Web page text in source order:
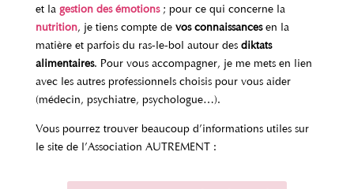
et la gestion des émotions; pour ce qui concerne la
nutrition, je tiens compte de vos connaissancesen la
matière et parfois du ras-le-bol autour des diktats
alimentaires. Pour vous accompagner, je me mets en lien
avec les autres professionnels choisis pour vous aider
(médecin, psychiatre, psychologue…).
Vous pourrez trouver beaucoup d’informations utiles sur
le site de l’Association AUTREMENT :